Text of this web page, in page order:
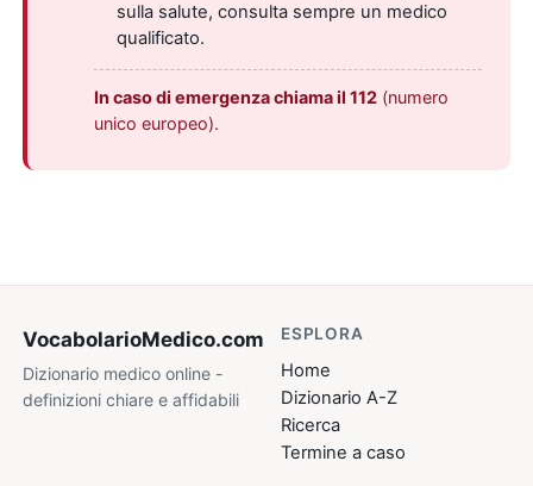
sulla salute, consulta sempre un medico
qualificato.
In caso di emergenza chiama il 112 (numero
unico europeo).
VocabolarioMedico.com
Dizionario medico online -
definizioni chiare e affidabili
ESPLORA
Home
Dizionario A-Z
Ricerca
Termine a caso